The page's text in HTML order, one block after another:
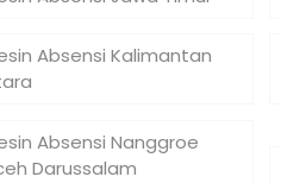
Absensi Kalimantan
Absensi Nanggroe
Darussalam